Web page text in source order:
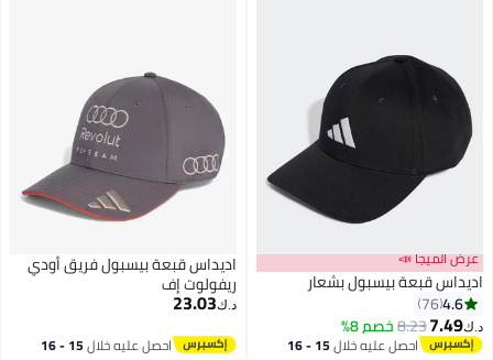
📣
قبعة بيسبول بشعار
76
8.23خصم 8%
احصل عليه خلال 15 - 16
اديداس قبعة بيسبول فريق أودي
ريفولوت إف
23.03
احصل عليه خلال 15 - 16